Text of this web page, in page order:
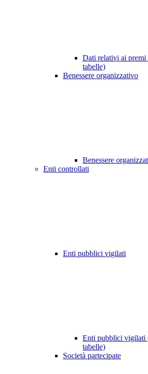
Dati relativi ai premi
tabelle)
Benessere organizzativo
Benessere
Enti controllati
Enti pubblici vigilati
Enti pubblici vigilati
tabelle)
Società partecipate